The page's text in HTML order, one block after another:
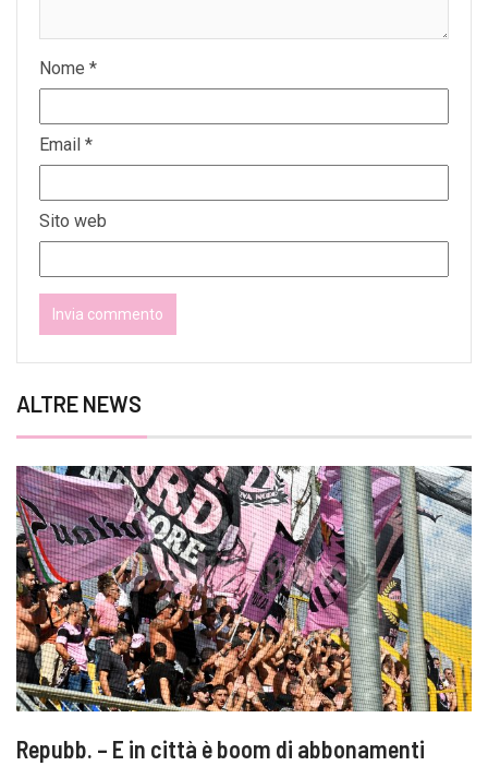
Nome *
Email *
Sito web
ALTRE NEWS
Repubb. – E in città è boom di abbonamenti